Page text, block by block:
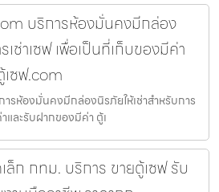
บริการห้องมั่นคงมีกล่อง
เช่าเซฟ เพื่อเป็นที่เก็บของมีค่า
ซฟ.com
รห้องมั่นคงมีกล่องนิรภัยให้เช่าสำหรับการ
และรับฝากของมีค่า ตู้เ
ล็ก กทม. บริการ ขายตู้เซฟ รับ